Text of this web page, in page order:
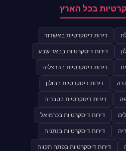
בכל הארץ
דירות דיסקרטיות באשדוד
דירות דיסקרטיות בבאר שבע
דירות דיסקרטיות בהרצליה
דירות דיסקרטיות בחולון
דירות דיסקרטיות בטבריה
דירות דיסקרטיות בכרמיאל
דירות דיסקרטיות בנתניה
דירות דיסקרטיות בפתח תקווה